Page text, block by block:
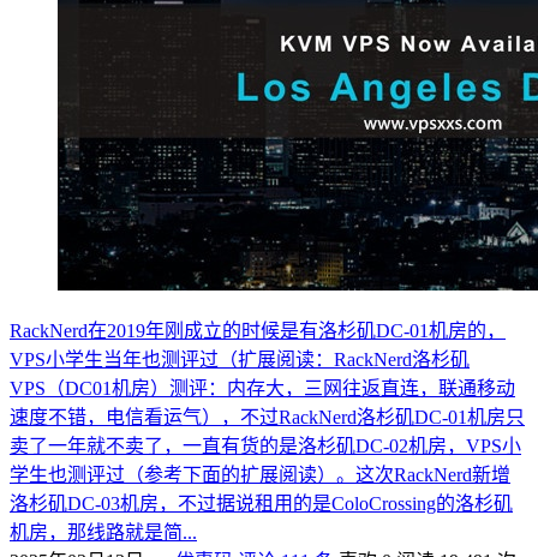
RackNerd在2019年刚成立的时候是有洛杉矶DC-01机房的，
VPS小学生当年也测评过（扩展阅读：RackNerd洛杉矶
VPS（DC01机房）测评：内存大，三网往返直连，联通移动
速度不错，电信看运气），不过RackNerd洛杉矶DC-01机房只
卖了一年就不卖了，一直有货的是洛杉矶DC-02机房，VPS小
学生也测评过（参考下面的扩展阅读）。这次RackNerd新增
洛杉矶DC-03机房，不过据说租用的是ColoCrossing的洛杉矶
机房，那线路就是简...